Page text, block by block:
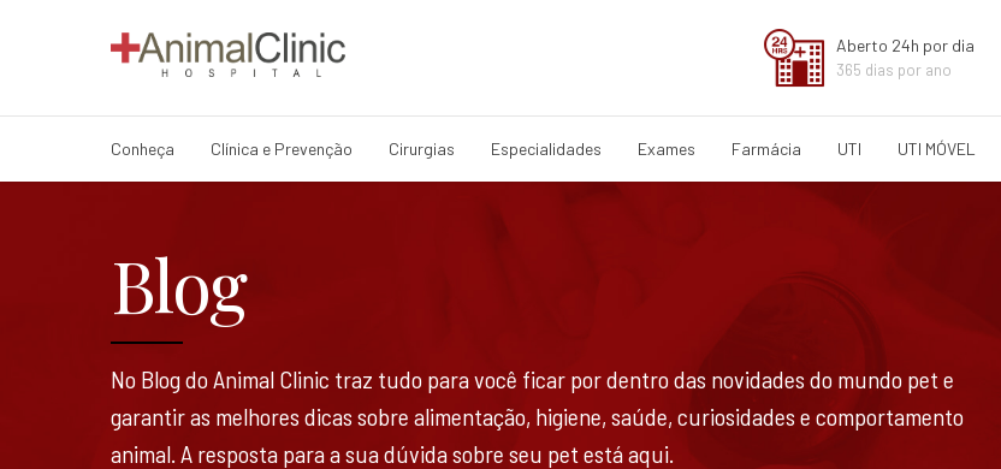
Aberto 24h por dia
365 dias por ano
Conheça Clínica e Prevenção Cirurgias Especialidades Exames Farmácia UTI UTI MÓVEL
Blog
No Blog do Animal Clinic traz tudo para você ficar por dentro das novidades do mundo pet e
garantir as melhores dicas sobre alimentação, higiene, saúde, curiosidades e comportamento
animal. A resposta para a sua dúvida sobre seu pet está aqui.